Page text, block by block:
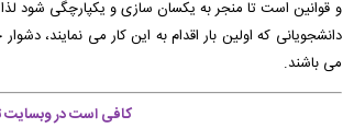
تایپ، صفحه آرایی شما در حال انجام است. -( جمعه ۰۵/۰۵/۱۶ ۲۱:۵۲:۲۶)
به سیستم تحویل داده شده است. -
به سیستم تحویل داده شده است. -
و قوانین است تا منجر به یکسان سازی و یکپارچگی شود لذا
دانشجویانی که اولین بار اقدام به این کار می نمایند،
می باشند.
کافی است در وبسایت